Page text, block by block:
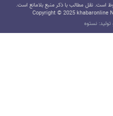
است. نقل مطالب با ذکر منبع بلامانع است.
Copyright © 2025 khabaronline
نستوه